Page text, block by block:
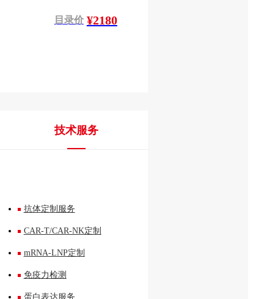
目录价 ¥2180
技术服务
抗体定制服务
CAR-T/CAR-NK定制
mRNA-LNP定制
免疫力检测
蛋白表达服务